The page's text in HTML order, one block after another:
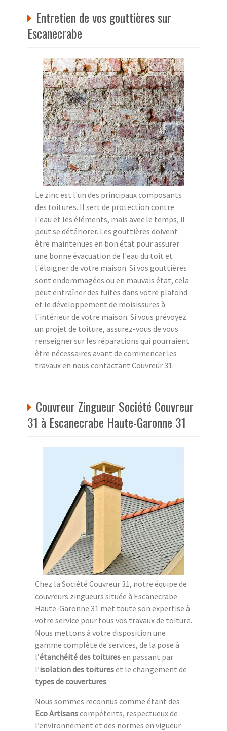
Entretien de vos gouttières sur
Escanecrabe
Le zinc est l'un des principaux composants
des toitures. Il sert de protection contre
l'eau et les éléments, mais avec le temps, il
peut se détériorer. Les gouttières doivent
être maintenues en bon état pour assurer
une bonne évacuation de l'eau du toit et
l'éloigner de votre maison. Si vos gouttières
sont endommagées ou en mauvais état, cela
peut entraîner des fuites dans votre plafond
et le développement de moisissures à
l'intérieur de votre maison. Si vous prévoyez
un projet de toiture, assurez-vous de vous
renseigner sur les réparations qui pourraient
être nécessaires avant de commencer les
travaux en nous contactant Couvreur 31.
Couvreur Zingueur Société Couvreur
31 à Escanecrabe Haute-Garonne 31
Chez la Société Couvreur 31, notre équipe de
couvreurs zingueurs située à Escanecrabe
Haute-Garonne 31 met toute son expertise à
votre service pour tous vos travaux de toiture.
Nous mettons à votre disposition une
gamme complète de services, de la pose à
l’étanchéité des toituresen passant par
l’isolation des toitureset le changement de
types de couvertures.
Nous sommes reconnus comme étant des
Eco Artisanscompétents, respectueux de
l’environnement et des normes en vigueur